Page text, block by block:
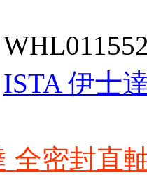
ISTA 伊士
全密封直